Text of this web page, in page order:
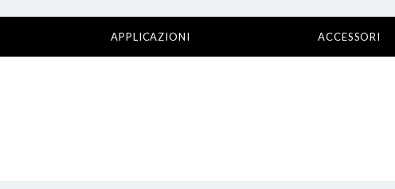
APPLICAZIONI ACCESSORI